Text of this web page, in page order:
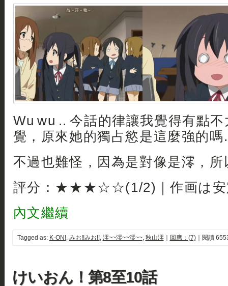
Wu wu .. 今話的律讓我覺得有點
覺，原來她的獨占慾是這麼強的嗎
不過也難怪，因為是對像是澪，
評分：★★★☆☆(1/2)｜作画は安
內文繼續
Tagged as: K-ON!, みお!!みお!!, 澪~~澪~~澪~~, 秋山澪｜ 回應：(7)｜閱讀
けいおん！第8至10話